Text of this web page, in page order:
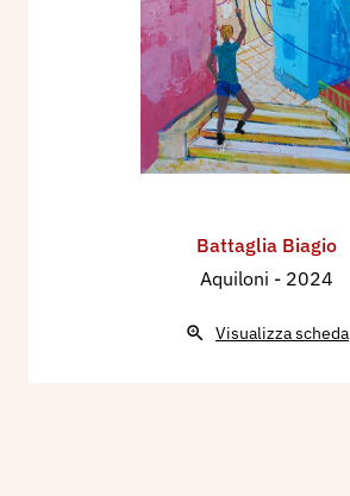
Battaglia Biagio
Aquiloni - 2024
Visualizza scheda